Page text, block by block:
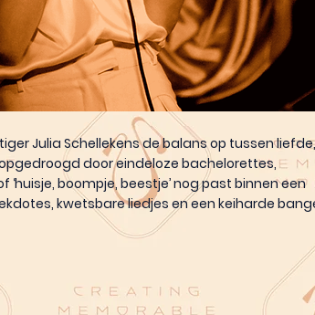
Julia Schellekens de balans op tussen liefde,
door eindeloze bachelorettes,
boompje, beestje’ nog past binnen een
kwetsbare liedjes en een keiharde